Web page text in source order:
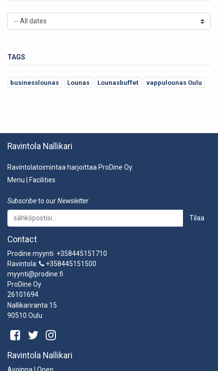
TAGS
businesslounas Lounas Lounasbuffet vappulounas Oulu
Ravintola Nallikari
Ravintolatoimintaa harjoittaa ProDine Oy.
Menu
Facilities
Subscribeto ourNewsletter
Tilaa
Contact
Prodine myynti +358445151710
Ravintola:
+358445151500
myynti@prodine.fi
ProDine Oy
26101694
Nallikariranta 15
90510 Oulu
Ravintola Nallikari